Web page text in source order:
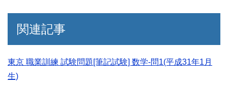
関連記事
東京 職業訓練 試験問題[筆記試験] 数学-問1(平成31年1月
生)